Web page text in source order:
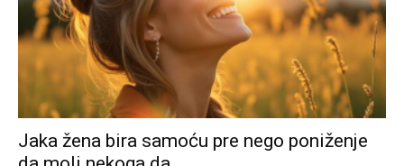
Jaka žena bira samoću pre nego poniženje